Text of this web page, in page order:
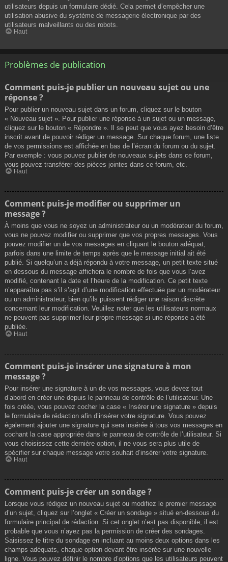
utilisateurs depuis un formulaire dédié. Cela permet d’empêcher une
utilisation abusive du système de messagerie électronique par des
utilisateurs malveillants ou des robots.
Haut
Problèmes de publication
Comment puis-je publier un nouveau sujet ou une
réponse ?
Pour publier un nouveau sujet dans un forum, cliquez sur le bouton
« Nouveau sujet ». Pour publier une réponse à un sujet ou un message,
cliquez sur le bouton « Répondre ». Il se peut que vous ayez besoin d’être
inscrit avant de pouvoir rédiger un message. Sur chaque forum, une liste
de vos permissions est affichée en bas de l’écran du forum ou du sujet.
Par exemple : vous pouvez publier de nouveaux sujets dans ce forum,
vous pouvez transférer des pièces jointes dans ce forum, etc.
Haut
Comment puis-je modifier ou supprimer un
message ?
À moins que vous ne soyez un administrateur ou un modérateur du forum,
vous ne pouvez modifier ou supprimer que vos propres messages. Vous
pouvez modifier un de vos messages en cliquant le bouton adéquat,
parfois dans une limite de temps après que le message initial ait été
publié. Si quelqu’un a déjà répondu à votre message, un petit texte situé
en dessous du message affichera le nombre de fois que vous l’avez
modifié, contenant la date et l’heure de la modification. Ce petit texte
n’apparaîtra pas s’il s’agit d’une modification effectuée par un modérateur
ou un administrateur, bien qu’ils puissent rédiger une raison discrète
concernant leur modification. Veuillez noter que les utilisateurs normaux
ne peuvent pas supprimer leur propre message si une réponse a été
publiée.
Haut
Comment puis-je insérer une signature à mon
message ?
Pour insérer une signature à un de vos messages, vous devez tout
d’abord en créer une depuis le panneau de contrôle de l’utilisateur. Une
fois créée, vous pouvez cocher la case « Insérer une signature » depuis
le formulaire de rédaction afin d’insérer votre signature. Vous pouvez
également ajouter une signature qui sera insérée à tous vos messages en
cochant la case appropriée dans le panneau de contrôle de l’utilisateur. Si
vous choisissez cette dernière option, il ne vous sera plus utile de
spécifier sur chaque message votre souhait d’insérer votre signature.
Haut
Comment puis-je créer un sondage ?
Lorsque vous rédigez un nouveau sujet ou modifiez le premier message
d’un sujet, cliquez sur l’onglet « Créer un sondage » situé en-dessous du
formulaire principal de rédaction. Si cet onglet n’est pas disponible, il est
probable que vous n’ayez pas la permission de créer des sondages.
Saisissez le titre du sondage en incluant au moins deux options dans les
champs adéquats, chaque option devant être insérée sur une nouvelle
ligne. Vous pouvez définir le nombre d’options que les utilisateurs peuvent